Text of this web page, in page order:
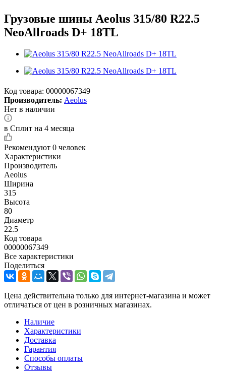
Грузовые шины Aeolus 315/80 R22.5
NeoAllroads D+ 18TL
Код товара: 00000067349
Производитель: Aeolus
Нет в наличии
в Сплит на 4 месяца
Рекомендуют 0 человек
Характеристики
Производитель
Aeolus
Ширина
315
Высота
80
Диаметр
22.5
Код товара
00000067349
Все характеристики
Поделиться
Цена действительна только для интернет-магазина и может
отличаться от цен в розничных магазинах.
Наличие
Характеристики
Доставка
Гарантия
Способы оплаты
Отзывы